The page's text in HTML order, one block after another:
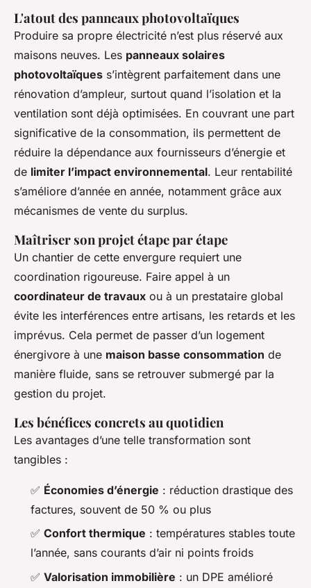
L'atout des panneaux photovoltaïques
Produire sa propre électricité n’est plus réservé aux
maisons neuves. Les panneaux solaires
photovoltaïques s’intègrent parfaitement dans une
rénovation d’ampleur, surtout quand l’isolation et la
ventilation sont déjà optimisées. En couvrant une part
significative de la consommation, ils permettent de
réduire la dépendance aux fournisseurs d’énergie et
de limiter l’impact environnemental. Leur rentabilité
s’améliore d’année en année, notamment grâce aux
mécanismes de vente du surplus.
Maîtriser son projet étape par étape
Un chantier de cette envergure requiert une
coordination rigoureuse. Faire appel à un
coordinateur de travaux ou à un prestataire global
évite les interférences entre artisans, les retards et les
imprévus. Cela permet de passer d’un logement
énergivore à une maison basse consommation de
manière fluide, sans se retrouver submergé par la
gestion du projet.
Les bénéfices concrets au quotidien
Les avantages d’une telle transformation sont
tangibles :
✅ Économies d’énergie : réduction drastique des
factures, souvent de 50 % ou plus
✅ Confort thermique : températures stables toute
l’année, sans courants d’air ni points froids
✅ Valorisation immobilière : un DPE amélioré